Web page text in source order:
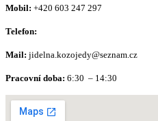
Mobil: +420 603 247 297
Telefon:
Mail: jidelna.kozojedy@seznam.cz
Pracovní doba: 6:30 – 14:30